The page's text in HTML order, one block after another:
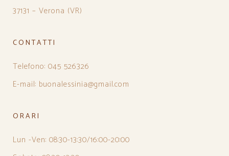
37131 – Verona (VR)
CONTATTI
Telefono: 045 526326
E-mail: buonalessinia@gmail.com
ORARI
Lun -Ven: 08:30-13:30/16:00-20:00